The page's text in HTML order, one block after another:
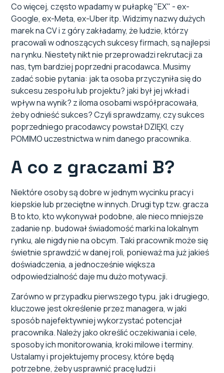
Co więcej, często wpadamy w pułapkę "EX" - ex-
Google, ex-Meta, ex-Uber itp. Widzimy nazwy dużych
marek na CV i z góry zakładamy, że ludzie, którzy
pracowali w odnoszących sukcesy firmach, są najlepsi
na rynku. Niestety nikt nie przeprowadzi rekrutacji za
nas, tym bardziej poprzedni pracodawca. Musimy
zadać sobie pytania: jak ta osoba przyczyniła się do
sukcesu zespołu lub projektu? jaki był jej wkład i
wpływ na wynik? z iloma osobami współpracowała,
żeby odnieść sukces? Czyli sprawdzamy, czy sukces
poprzedniego pracodawcy powstał DZIĘKI, czy
POMIMO uczestnictwa w nim danego pracownika.
A co z graczami B?
Niektóre osoby są dobre w jednym wycinku pracy i
kiepskie lub przeciętne w innych. Drugi typ tzw. gracza
B to kto, kto wykonywał podobne, ale nieco mniejsze
zadanie np. budował świadomość marki na lokalnym
rynku, ale nigdy nie na obcym. Taki pracownik może się
świetnie sprawdzić w danej roli, ponieważ ma już jakieś
doświadczenia, a jednocześnie większa
odpowiedzialność daje mu dużo motywacji.
Zarówno w przypadku pierwszego typu, jak i drugiego,
kluczowe jest określenie przez managera, w jaki
sposób najefektywniej wykorzystać potencjał
pracownika. Należy jako określić oczekiwania i cele,
sposoby ich monitorowania, kroki milowe i terminy.
Ustalamy i projektujemy procesy, które będą
potrzebne, żeby usprawnić pracę ludzi i